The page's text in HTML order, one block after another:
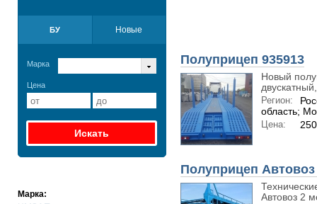
БУ Новые
Марка
Цена
Марка:
Полуприцеп 935913
Новый
Регион:
область;
Цена:
Полуприцеп
Автовоз 2